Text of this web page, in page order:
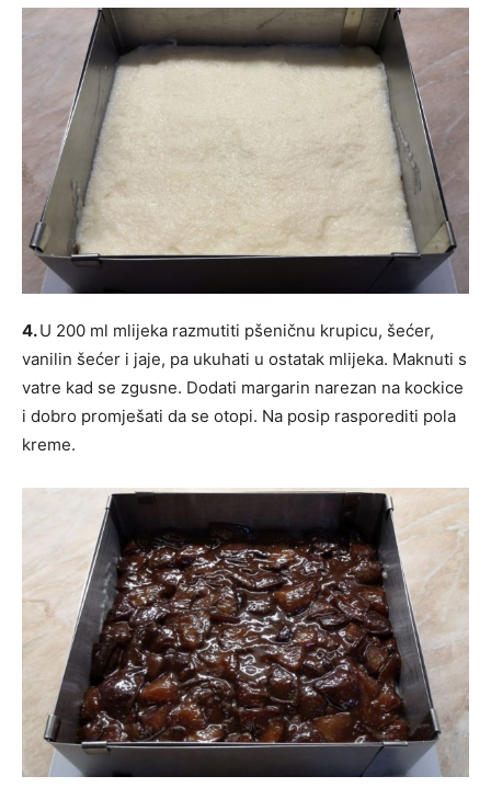
4.U 200 ml mlijeka razmutiti pšeničnu krupicu, šećer,
vanilin šećer i jaje, pa ukuhati u ostatak mlijeka. Maknuti s
vatre kad se zgusne. Dodati margarin narezan na kockice
i dobro promješati da se otopi. Na posip rasporediti pola
kreme.